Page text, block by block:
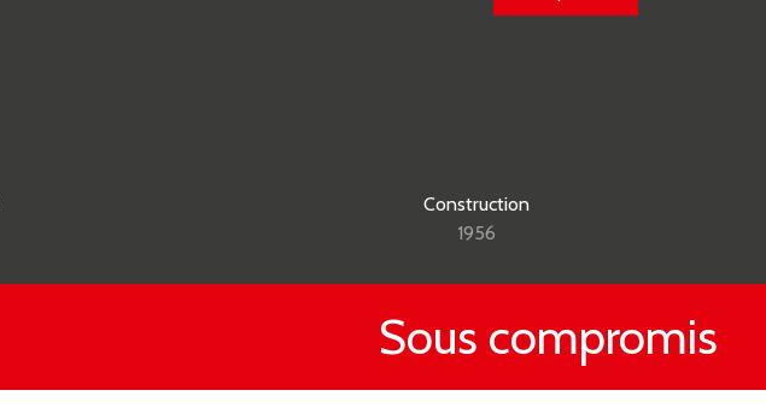
Construction
1956
Sous compromis